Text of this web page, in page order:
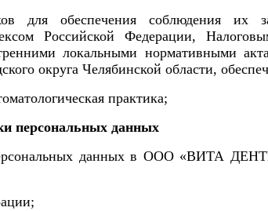
для обеспечения соблюдения их
Российской Федерации,
локальными нормативными
округа Челябинской области,
практика;
персональных данных
данных в ООО «ВИТА